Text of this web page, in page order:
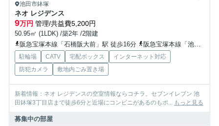
池田市鉢塚
ネオ レジデンス
9万円 管理/共益費5,200円
50.95㎡ (1LDK) /築2年 /2階建
阪急宝塚本線「石橋阪大前」駅 徒歩16分
阪急宝塚本線「池田」駅 徒歩21分
駐輪場 CATV 宅配ボックス
インターネット対応
防犯カメラ
敷地内ごみ置き場
新着情報：ネオ レジデンスの空室情報ならコチラ。セブンイレブン 池
田鉢塚3丁目店まで徒歩6分と近場にコンビニがあるのもポ... もっと見る
募集中の部屋